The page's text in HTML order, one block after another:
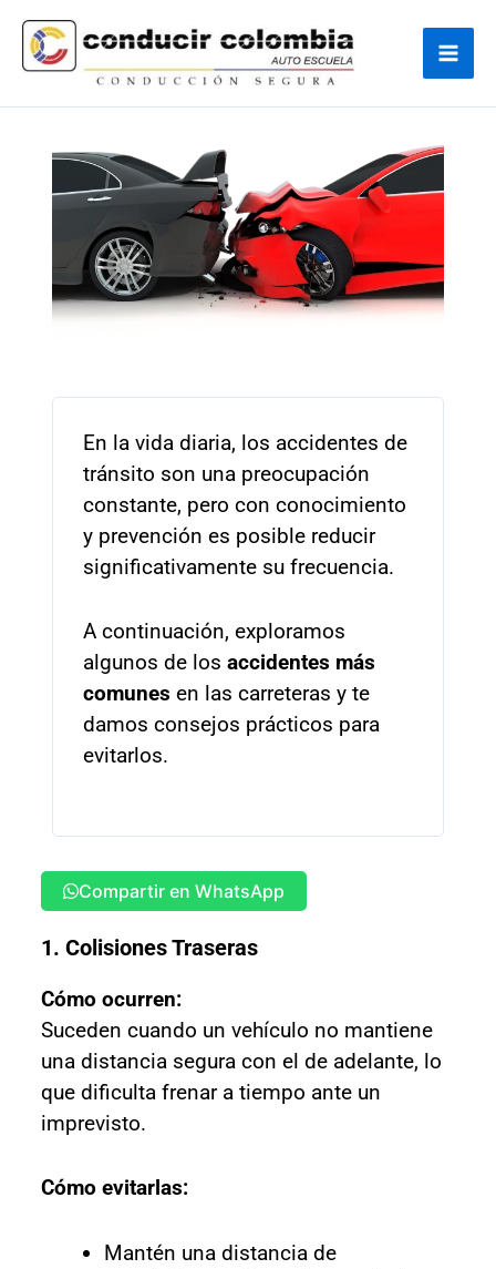
contenido
En la vida diaria, los accidentes de
tránsito son una preocupación
constante, pero con conocimiento
y prevención es posible reducir
significativamente su frecuencia.
A continuación, exploramos
algunos de los accidentes más
comunes en las carreteras y te
damos consejos prácticos para
evitarlos.
Compartir en WhatsApp
1. Colisiones Traseras
Cómo ocurren:
Suceden cuando un vehículo no mantiene
una distancia segura con el de adelante, lo
que dificulta frenar a tiempo ante un
imprevisto.
Cómo evitarlas:
Mantén una distancia de
de
entradas